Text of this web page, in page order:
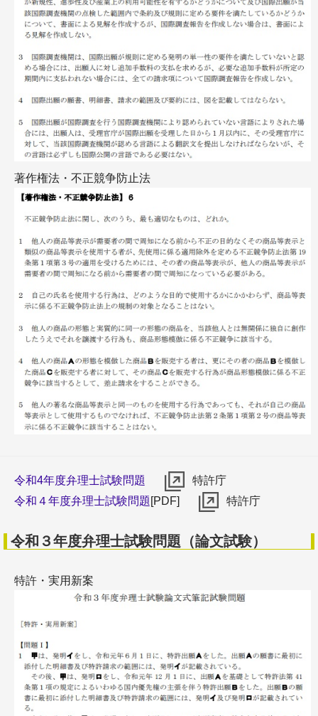
著作権法・不正競争防止法
令和4年度弁理士試験問題
特許庁
令和４年度弁理士試験問題 [PDF] 特許庁
令和３年度弁理士試験問題（論文試験）
特許・実用新案